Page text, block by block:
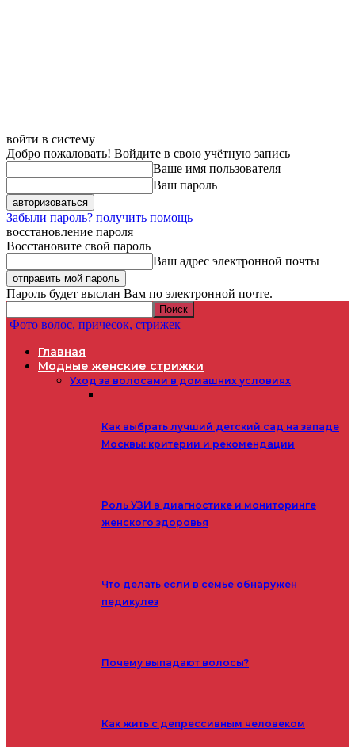
войти в систему
Добро пожаловать! Войдите в свою учётную запись
Ваше имя пользователя
Ваш пароль
Забыли пароль? получить помощь
восстановление пароля
Восстановите свой пароль
Ваш адрес электронной почты
Пароль будет выслан Вам по электронной почте.
Фото волос, причесок, стрижек
Главная
Модные женские стрижки
Уход за волосами в домашних условиях
Как выбрать лучший детский сад на западе
Москвы: критерии и рекомендации
Роль УЗИ в диагностике и мониторинге
женского здоровья
Что делать если в семье обнаружен
педикулез
Почему выпадают волосы?
Как жить с депрессивным человеком